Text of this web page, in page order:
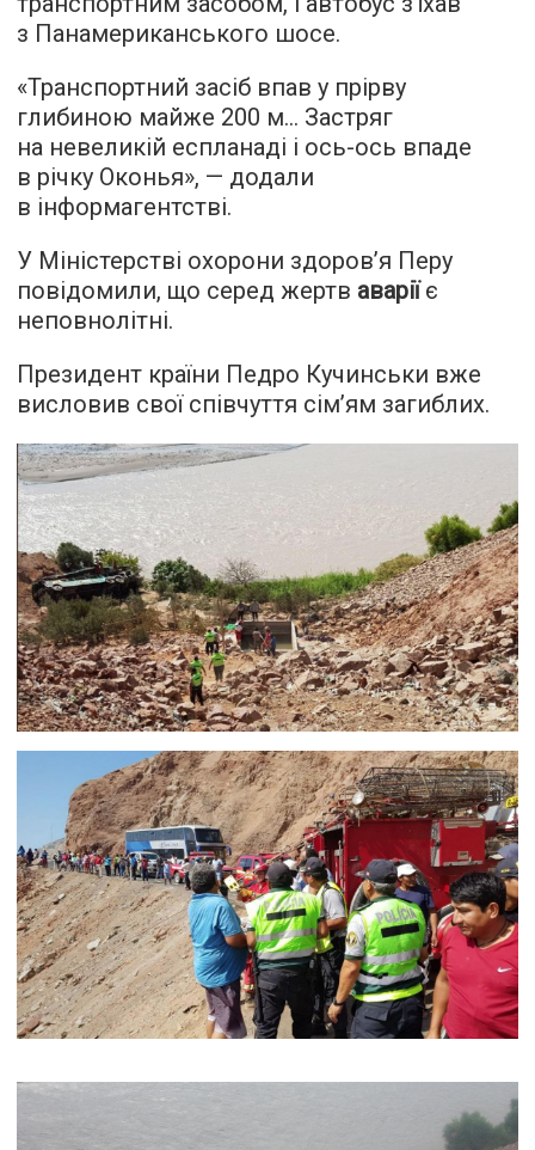
з Панамериканського шосе.
«Транспортний засіб впав у прірву
глибиною майже 200 м… Застряг
на невеликій еспланаді і ось-ось впаде
в річку Оконья», — додали
в інформагентстві.
У Міністерстві охорони здоров’я Перу
повідомили, що серед жертв аваріїє
неповнолітні.
Президент країни Педро Кучинськи вже
висловив свої співчуття сім’ям загиблих.